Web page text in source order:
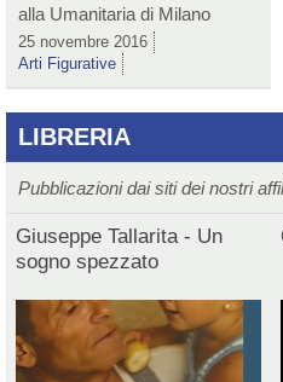
alla Umanitaria di Milano
25 novembre 2016
Arti Figurative
LIBRERIA
Pubblicazioni dai siti dei nostri
Giuseppe Tallarita - Un
sogno spezzato